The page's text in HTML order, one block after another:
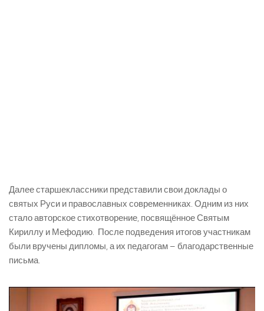
Далее старшеклассники представили свои доклады о
святых Руси и православных современниках. Одним из них
стало авторское стихотворение, посвящённое Святым
Кириллу и Мефодию. После подведения итогов участникам
были вручены дипломы, а их педагогам – благодарственные
письма.